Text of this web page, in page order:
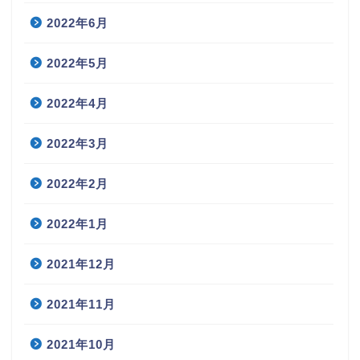
2022年6月
2022年5月
2022年4月
2022年3月
2022年2月
2022年1月
2021年12月
2021年11月
2021年10月